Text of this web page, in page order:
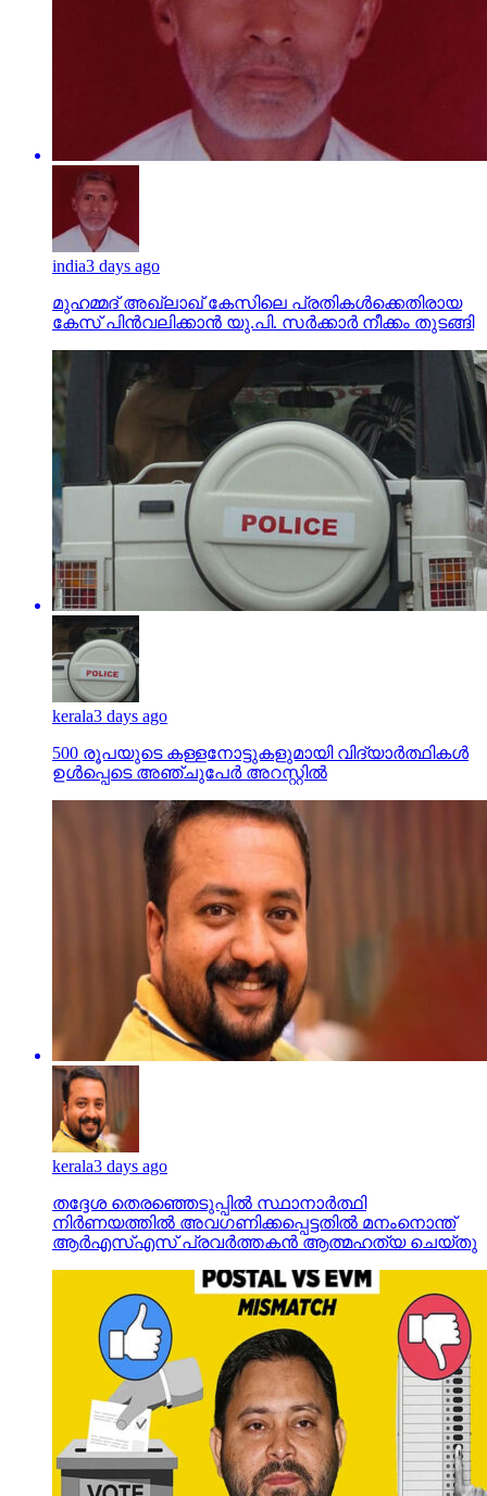
india3 days ago
മുഹമ്മദ് അഖ്‌ലാഖ് കേസിലെ പ്രതികള്‍ക്കെതിരായ
കേസ് പിന്‍വലിക്കാന്‍ യു.പി. സര്‍ക്കാര്‍ നീക്കം തുടങ്ങി
kerala3 days ago
500 രൂപയുടെ കള്ളനോട്ടുകളുമായി വിദ്യാര്‍ത്ഥികള്‍
ഉള്‍പ്പെടെ അഞ്ചുപേര്‍ അറസ്റ്റില്‍
kerala3 days ago
തദ്ദേശ തെരഞ്ഞെടുപ്പില്‍ സ്ഥാനാര്‍ത്ഥി
നിര്‍ണയത്തില്‍ അവഗണിക്കപ്പെട്ടതില്‍ മനംനൊന്ത്
ആര്‍എസ്എസ് പ്രവര്‍ത്തകന്‍ ആത്മഹത്യ ചെയ്തു